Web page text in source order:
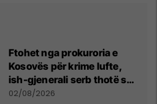
Ftohet nga prokuroria e
Kosovës për krime lufte,
ish-gjenerali serb thotë se
dikush e tradhtoi në
02/08/2026